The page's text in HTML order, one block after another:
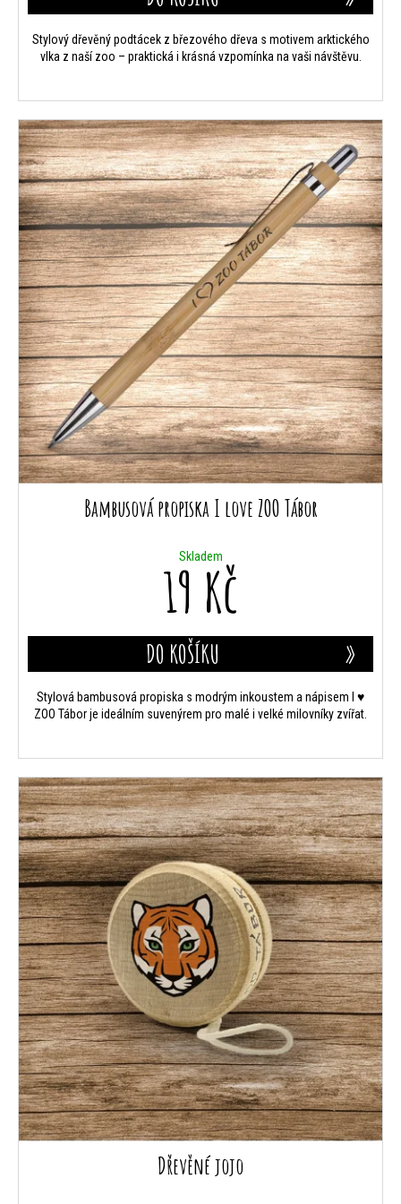
Stylový dřevěný podtácek z březového dřeva s motivem arktického
vlka z naší zoo – praktická i krásná vzpomínka na vaši návštěvu.
Bambusová propiska I love ZOO Tábor
Skladem
19 Kč
DO KOŠÍKU
Stylová bambusová propiska s modrým inkoustem a nápisem I ♥
ZOO Tábor je ideálním suvenýrem pro malé i velké milovníky zvířat.
Dřevěné jojo
m